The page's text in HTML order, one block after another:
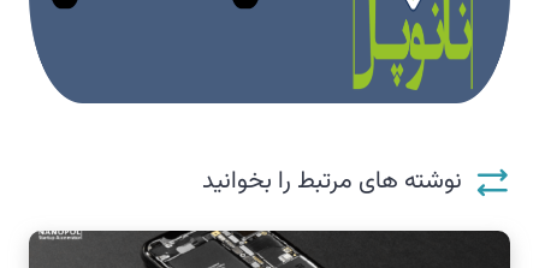
نوشته های مرتبط را بخوانید